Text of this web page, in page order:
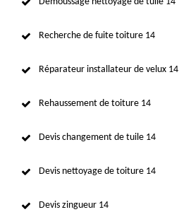
Recherche de fuite toiture 14
Réparateur installateur de velux 14
Rehaussement de toiture 14
Devis changement de tuile 14
Devis nettoyage de toiture 14
Devis zingueur 14